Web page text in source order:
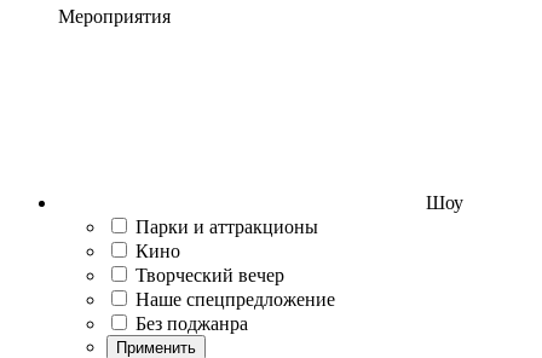
Мероприятия
Шоу
Парки и аттракционы
Кино
Творческий вечер
Наше спецпредложение
Без поджанра
Применить